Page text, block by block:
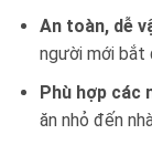
An toàn, dễ
người mới bắt
Phù hợp các
ăn nhỏ đến